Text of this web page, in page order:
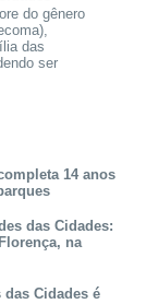
do gênero
das
ser
14 anos
das Cidades:
na
das Cidades é